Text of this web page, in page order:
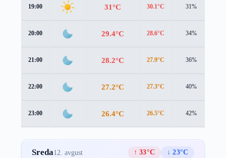
19:00 31°C 30.1°C 31%
20:00 29.4°C 28.6°C 34%
21:00 28.2°C 27.9°C 36%
22:00 27.2°C 27.3°C 40%
23:00 26.4°C 26.5°C 42%
Sreda12. avgust ↑ 33°C
↓ 23°C